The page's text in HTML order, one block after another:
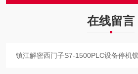
在线留言